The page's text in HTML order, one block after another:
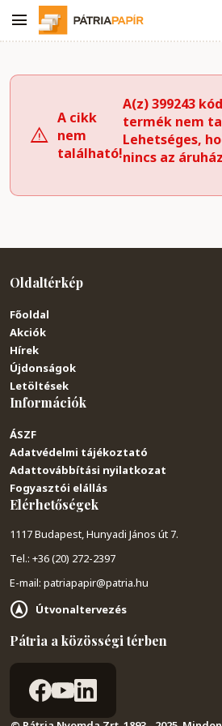
A cikk
nem
található!
A(z) 399243
termék nem
Lehetséges,
nincs az
Oldaltérkép
Főoldal
Akciók
Hírek
Újdonságok
Letöltések
Információk
ÁSZF
Adatvédelmi tájékoztató
Adattovábbítási nyilatkozat
Fogyasztói elállás
Elérhetőségek
1117 Budapest, Hunyadi János út 7.
Tel.: +36 (20) 272-2397
E-mail: patriapapir@patria.hu
Útvonaltervezés
Pátria a közösségi térben